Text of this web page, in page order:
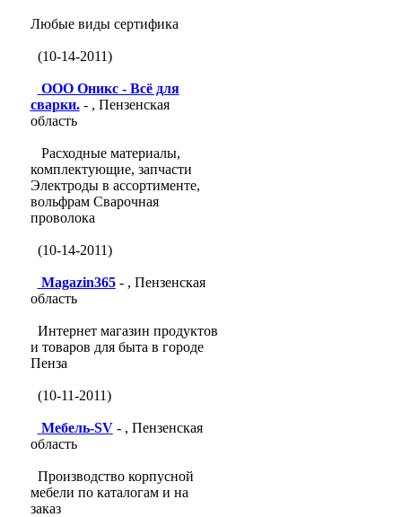
Любые виды сертифика
(10-14-2011)
ООО Оникс - Всё для
сварки.- , Пензенская
область
Расходные материалы,
комплектующие, запчасти
Электроды в ассортименте,
вольфрам Сварочная
проволока
(10-14-2011)
Magazin365- , Пензенская
область
Интернет магазин продуктов
и товаров для быта в городе
Пенза
(10-11-2011)
Мебель-SV- , Пензенская
область
Производство корпусной
мебели по каталогам и на
заказ